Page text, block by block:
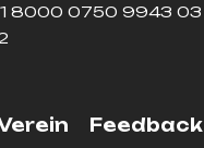
8000 0750 9943 03
Feedback